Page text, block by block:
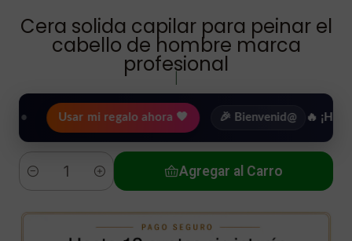
Cera solida capilar para peinar el
cabello de hombre marca
profesional
Usar mi regalo ahora 🖤 🎉 Bienvenid@ 🔥 ¡Hasta
Cantidad
Agregar al Carro